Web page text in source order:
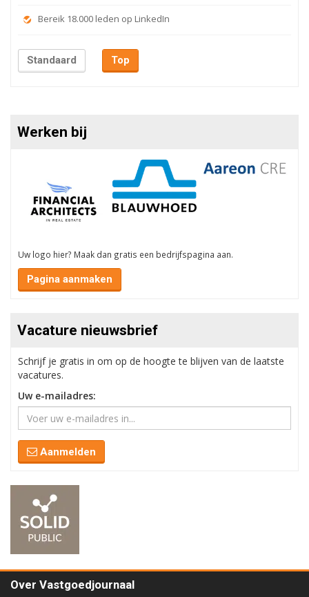
Bereik 18.000 leden op LinkedIn
Standaard Top
Werken bij
Uw logo hier? Maak dan gratis een bedrijfspagina aan.
Pagina aanmaken
Vacature nieuwsbrief
Schrijf je gratis in om op de hoogte te blijven van de laatste
vacatures.
Uw e-mailadres:
Aanmelden
Over Vastgoedjournaal